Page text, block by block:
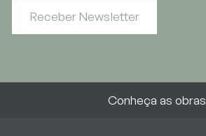
Receber Newsletter
Conheça as obras